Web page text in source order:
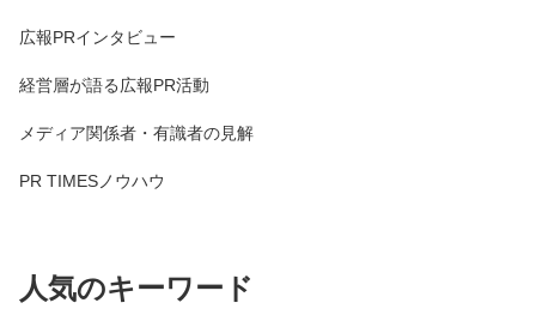
広報PRインタビュー
経営層が語る広報PR活動
メディア関係者・有識者の見解
PR TIMESノウハウ
人気のキーワード